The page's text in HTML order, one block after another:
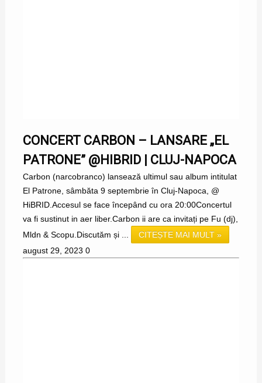
CONCERT CARBON – LANSARE „EL
PATRONE” @HIBRID | CLUJ-NAPOCA
Carbon (narcobranco) lansează ultimul sau album intitulat
El Patrone, sâmbăta 9 septembrie în Cluj-Napoca, @
HiBRID.Accesul se face începând cu ora 20:00Concertul
va fi sustinut in aer liber.Carbon ii are ca invitați pe Fu (dj),
Mldn & Scopu.Discutăm și ...
CITEȘTE MAI MULT »
august 29, 2023 0